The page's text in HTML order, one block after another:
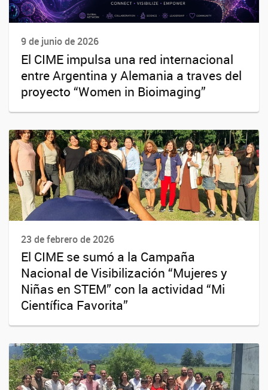
9 de junio de 2026
El CIME impulsa una red internacional
entre Argentina y Alemania a traves del
proyecto “Women in Bioimaging”
23 de febrero de 2026
El CIME se sumó a la Campaña
Nacional de Visibilización “Mujeres y
Niñas en STEM” con la actividad “Mi
Científica Favorita”